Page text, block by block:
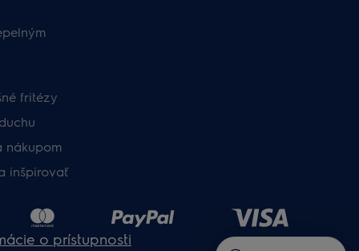
fritézy
nákupom
inšpirovať
o prístupnosti